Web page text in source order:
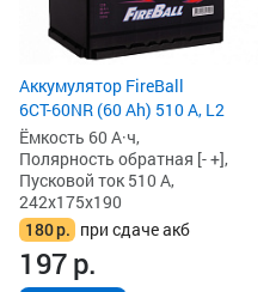
Аккумулятор FireBall
6СТ-60NR (60 Ah) 510 А, L2
Ёмкость 60 А·ч,
Полярность обратная [- +],
Пусковой ток 510 А,
242x175x190
180р. при сдаче акб
197р.